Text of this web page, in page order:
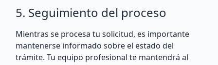
5. Seguimiento del proceso
Mientras se procesa tu solicitud, es importante
mantenerse informado sobre el estado del
trámite. Tu equipo profesional te mantendrá al